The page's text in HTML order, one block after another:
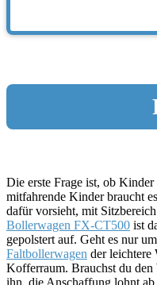
Die erste Frage ist, ob
mitfahrende Kinder braucht
dafür vorsieht, mit
Bollerwagen FX-CT500 ist
gepolstert auf. Geht es nur
Faltbollerwagen der leichtere
Kofferraum. Brauchst du
ihn, die Anschaffung lohnt